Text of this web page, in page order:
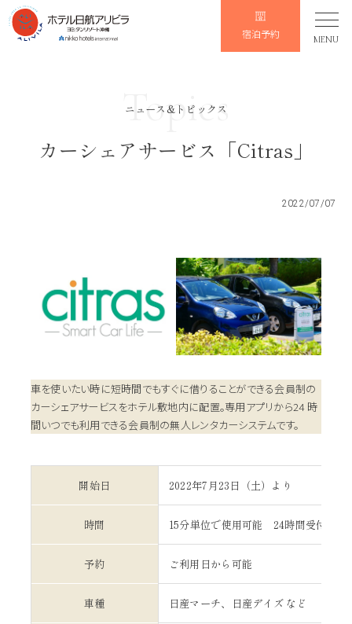
宿泊予約 MENU
Topics
ニュース&トピックス
カーシェアサービス「Citras」
2022/07/07
車を使いたい時に短時間でもすぐに借りることができる会員制の
カーシェアサービスをホテル敷地内に配置。専用アプリから24 時
間いつでも利用できる会員制の無人レンタカーシステムです。
開始日 2022年7月23日（土）より
時間 15分単位で使用可能 24時間受付・利
予約 ご利用日から可能
車種 日産マーチ、日産デイズ など